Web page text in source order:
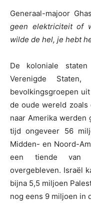
Generaal-majoor
geen elektriciteit of
wilde de hel, je hebt
De koloniale
Verenigde
bevolkingsgroepen
de oude wereld
naar Amerika werden
tijd ongeveer 56
Midden- en Noord-
een tiende van
overgebleven. Israël
bijna 5,5 miljoen
nog eens 9 miljoen in